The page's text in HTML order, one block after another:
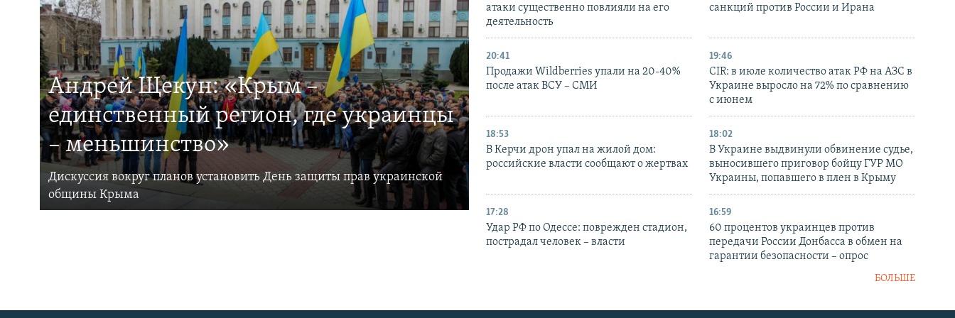
Андрей Щекун: «Крым –
единственный регион, где украинцы
– меньшинство»
Дискуссия вокруг планов установить День защиты прав украинской
общины Крыма
атаки существенно повлияли на его
деятельность
санкций против России и Ирана
20:41
Продажи Wildberries упали на 20-40%
после атак ВСУ – СМИ
19:46
CIR: в июле количество атак РФ на АЗС в
Украине выросло на 72% по сравнению
с июнем
18:53
В Керчи дрон упал на жилой дом:
российские власти сообщают о жертвах
18:02
В Украине выдвинули обвинение судье,
выносившего приговор бойцу ГУР МО
Украины, попавшего в плен в Крыму
17:28
Удар РФ по Одессе: поврежден стадион,
пострадал человек – власти
16:59
60 процентов украинцев против
передачи России Донбасса в обмен на
гарантии безопасности – опрос
БОЛЬШЕ